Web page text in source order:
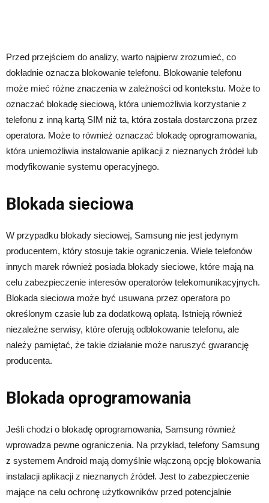
Przed przejściem do analizy, warto najpierw zrozumieć, co
dokładnie oznacza blokowanie telefonu. Blokowanie telefonu
może mieć różne znaczenia w zależności od kontekstu. Może to
oznaczać blokadę sieciową, która uniemożliwia korzystanie z
telefonu z inną kartą SIM niż ta, która została dostarczona przez
operatora. Może to również oznaczać blokadę oprogramowania,
która uniemożliwia instalowanie aplikacji z nieznanych źródeł lub
modyfikowanie systemu operacyjnego.
Blokada sieciowa
W przypadku blokady sieciowej, Samsung nie jest jedynym
producentem, który stosuje takie ograniczenia. Wiele telefonów
innych marek również posiada blokady sieciowe, które mają na
celu zabezpieczenie interesów operatorów telekomunikacyjnych.
Blokada sieciowa może być usuwana przez operatora po
określonym czasie lub za dodatkową opłatą. Istnieją również
niezależne serwisy, które oferują odblokowanie telefonu, ale
należy pamiętać, że takie działanie może naruszyć gwarancję
producenta.
Blokada oprogramowania
Jeśli chodzi o blokadę oprogramowania, Samsung również
wprowadza pewne ograniczenia. Na przykład, telefony Samsung
z systemem Android mają domyślnie włączoną opcję blokowania
instalacji aplikacji z nieznanych źródeł. Jest to zabezpieczenie
mające na celu ochronę użytkowników przed potencjalnie